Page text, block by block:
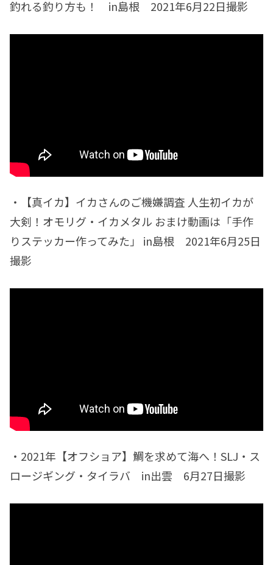
釣れる釣り方も！ in島根 2021年6月22日撮影
・【真イカ】イカさんのご機嫌調査 人生初イカが
大剣！オモリグ・イカメタル おまけ動画は「手作
りステッカー作ってみた」 in島根 2021年6月25日
撮影
・2021年【オフショア】鯛を求めて海へ！SLJ・ス
ロージギング・タイラバ in出雲 6月27日撮影